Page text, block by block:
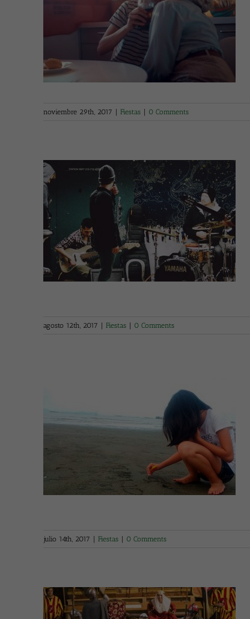
noviembre 29th, 2017 Fiestas 0 Comments
agosto 12th, 2017 Fiestas 0 Comments
julio 14th, 2017 Fiestas 0 Comments